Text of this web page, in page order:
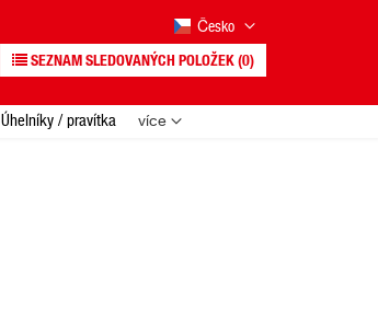
Česko
SEZNAM SLEDOVANÝCH POLOŽEK (0)
Úhelníky / pravítka více